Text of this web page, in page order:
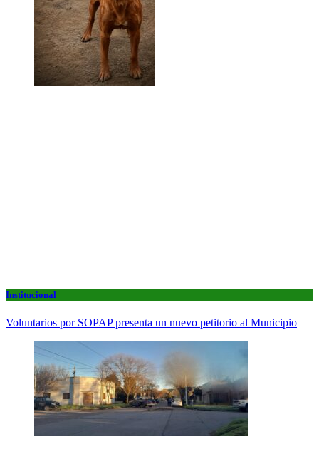
Institucional
Voluntarios por SOPAP presenta un nuevo petitorio al Municipio